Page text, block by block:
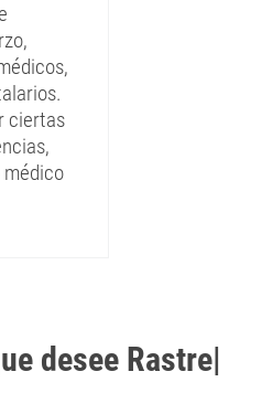
ciertas
desee Rastrear